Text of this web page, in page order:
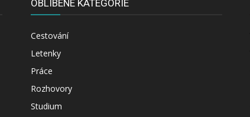
OBLÍBENÉ KATEGORIE
Cestování
Letenky
Práce
Rozhovory
Studium